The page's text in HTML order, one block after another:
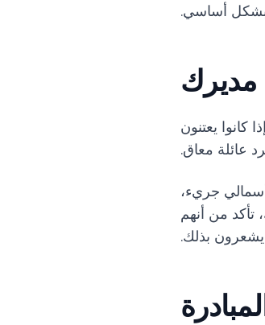
بشكل أساسي.
مديرك
كانوا يعتنون
عائلة معاق.
جريء،
تأكد من أنهم
يشعرون بذلك.